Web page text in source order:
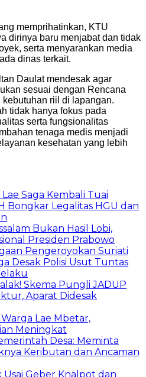
memprihatinkan, KTU
dirinya baru menjabat dan tidak
serta menyarankan media
dinas terkait.
Daulat mendesak agar
sesuai dengan Rencana
riil di lapangan.
tidak hanya fokus pada
serta fungsionalitas
tenaga medis menjadi
kesehatan yang lebih
Saga Kembali Tuai
Bongkar Legalitas HGU dan
Bukan Hasil Lobi,
Presiden Prabowo
Pengeroyokan Suriati
Desak Polisi Usut Tuntas
Skema Pungli JADUP
Aparat Didesak
Lae Mbetar,
Meningkat
Desa: Meminta
Keributan dan Ancaman
Geber Knalpot dan